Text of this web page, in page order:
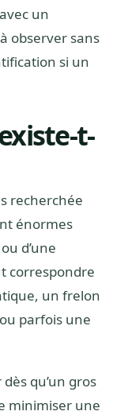
un
observer sans
si un
t-
recherchée
énormes
d’une
correspondre
un frelon
parfois une
qu’un gros
minimiser une